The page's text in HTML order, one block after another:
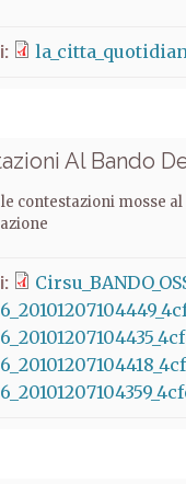
Al Bando
contestazioni mosse